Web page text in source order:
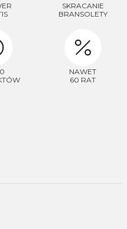
SKRACANIE
BRANSOLETY
NAWET
60 RAT